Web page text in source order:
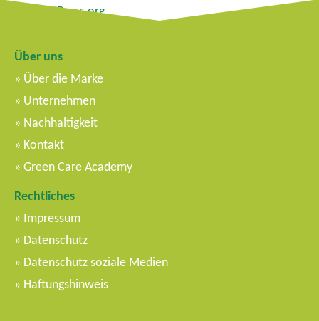
WordPress.org
Über uns
Über die Marke
Unternehmen
Nachhaltigkeit
Kontakt
Green Care Academy
Rechtliches
Impressum
Datenschutz
Datenschutz soziale Medien
Haftungshinweis